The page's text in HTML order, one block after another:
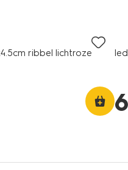
ribbel lichtroze
6